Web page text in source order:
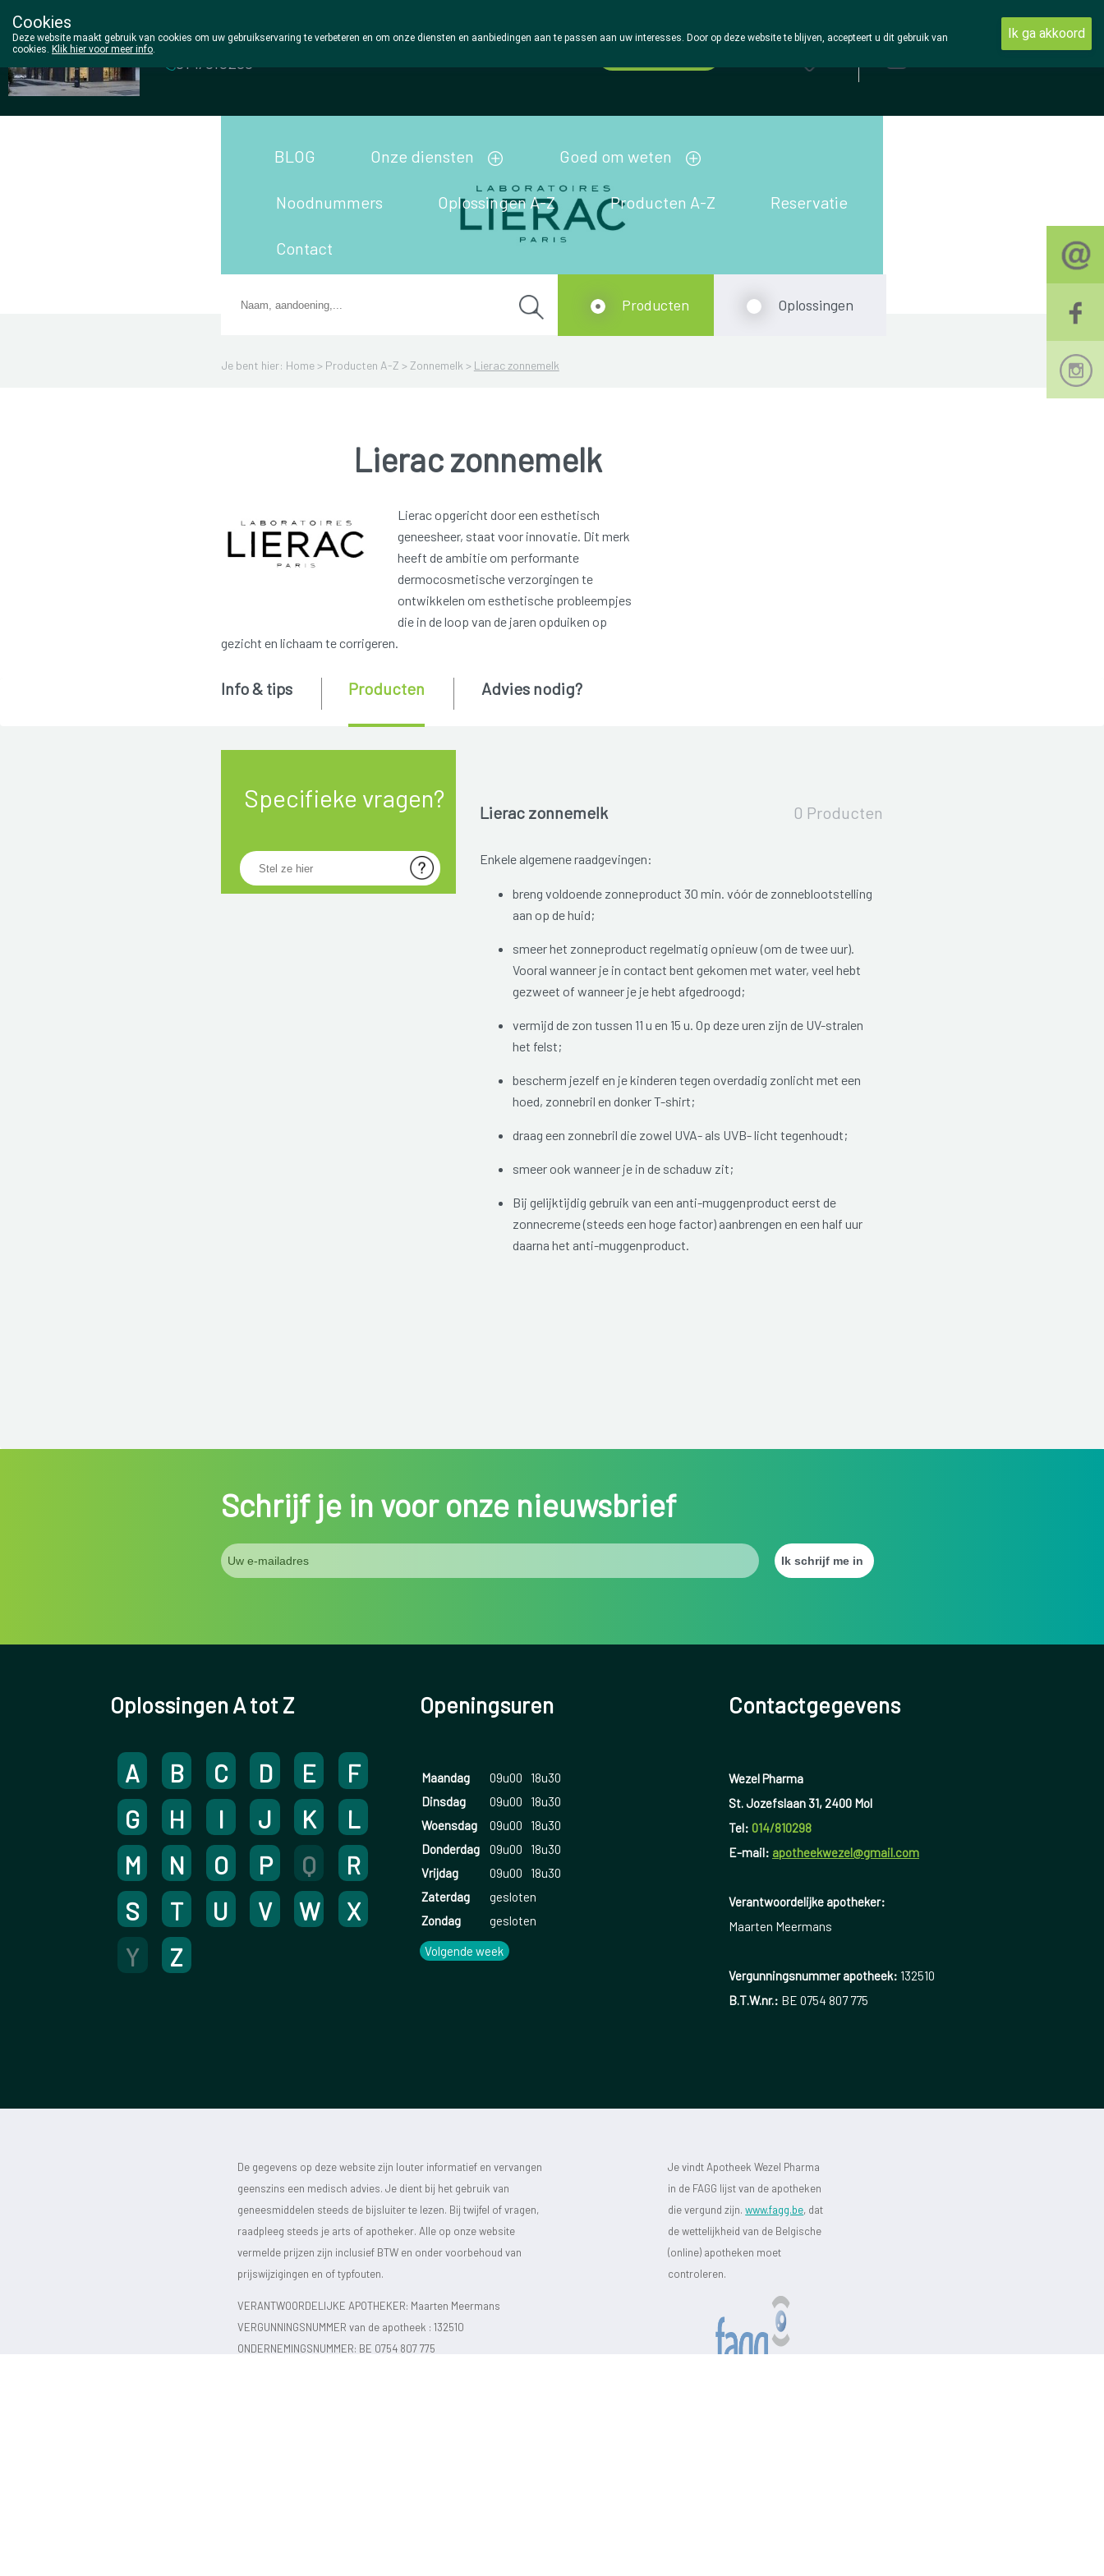
Wezel Pharma
014/810298
BLOG Onze diensten Goed om weten
Noodnummers Oplossingen A-Z Producten A-Z Reservatie
Contact
Je bent hier: Home > Producten A-Z > Zonnemelk > Lierac zonnemelk
Producten Oplossingen
Lierac zonnemelk
Lierac opgericht door een esthetisch
geneesheer, staat voor innovatie. Dit merk
heeft de ambitie om performante
dermocosmetische verzorgingen te
ontwikkelen om esthetische probleempjes
die in de loop van de jaren opduiken op
gezicht en lichaam te corrigeren.
Specifieke vragen?
Info & tips Producten Advies nodig?
Lierac zonnemelk 0 Producten
Enkele algemene raadgevingen:
breng voldoende zonneproduct 30 min. vóór de zonneblootstelling
aan op de huid;
smeer het zonneproduct regelmatig opnieuw (om de twee uur).
Vooral wanneer je in contact bent gekomen met water, veel hebt
gezweet of wanneer je je hebt afgedroogd;
vermijd de zon tussen 11 u en 15 u. Op deze uren zijn de UV-stralen
het felst;
bescherm jezelf en je kinderen tegen overdadig zonlicht met een
hoed, zonnebril en donker T-shirt;
draag een zonnebril die zowel UVA- als UVB- licht tegenhoudt;
smeer ook wanneer je in de schaduw zit;
Bij gelijktijdig gebruik van een anti-muggenproduct eerst de
zonnecreme (steeds een hoge factor) aanbrengen en een half uur
daarna het anti-muggenproduct.
Schrijf je in voor onze nieuwsbrief
Oplossingen A tot Z
A B C D E
F
G
H I J K
L
M
N O P Q
R
S
T U V W
X
Y
Z
Openingsuren
Maandag 09u00
18u30
Dinsdag
09u00
18u30
Woensdag
09u00
18u30
Donderdag
09u00
18u30
Vrijdag
09u00
18u30
Zaterdag
gesloten
Zondag
gesloten
Volgende week
Contactgegevens
Wezel Pharma
St. Jozefslaan 31, 2400 Mol
Tel: 014/810298
E-mail: apotheekwezel@gmail.com
Verantwoordelijke apotheker:
Maarten Meermans
Vergunningsnummer apotheek: 132510
B.T.W.nr.: BE 0754 807 775
De gegevens op deze website zijn louter informatief en vervangen
geenszins een medisch advies. Je dient bij het gebruik van
geneesmiddelen steeds de bijsluiter te lezen. Bij twijfel of vragen,
raadpleeg steeds je arts of apotheker. Alle op onze website
vermelde prijzen zijn inclusief BTW en onder voorbehoud van
prijswijzigingen en of typfouten.
VERANTWOORDELIJKE APOTHEKER: Maarten Meermans
VERGUNNINGSNUMMER van de apotheek : 132510
ONDERNEMINGSNUMMER: BE 0754 807 775
Je vindt Apotheek Wezel Pharma
in de FAGG lijst van de apotheken
die vergund zijn.www.fagg.be, dat
de wettelijkheid van de Belgische
(online) apotheken moet
controleren.
Cookies
Deze website maakt gebruik van cookies om uw gebruikservaring te verbeteren en om onze diensten en aanbiedingen aan te passen aan uw interesses. Door op deze website te blijven, accepteert u dit gebruik van
cookies. Klik hier voor meer info.
Ik ga akkoord